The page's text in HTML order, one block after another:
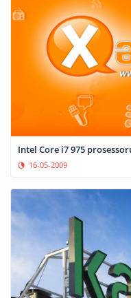
Intel Core i7 975
16-05-2009